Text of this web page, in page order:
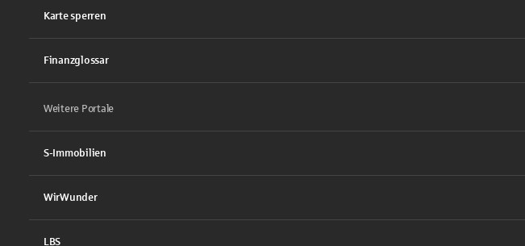
Karte sperren
Finanzglossar
Weitere Portale
S-Immobilien
WirWunder
LBS